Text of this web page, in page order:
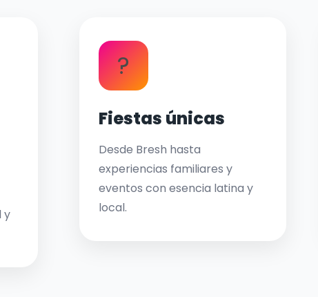
y
?
Fiestas únicas
Desde Bresh hasta
experiencias familiares y
eventos con esencia latina y
local.